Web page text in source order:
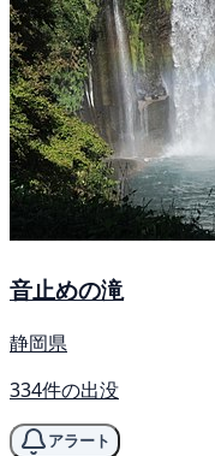
音止めの滝
静岡県
334件の出没
アラート